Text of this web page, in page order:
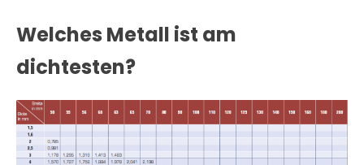
Welches Metall ist am
dichtesten?